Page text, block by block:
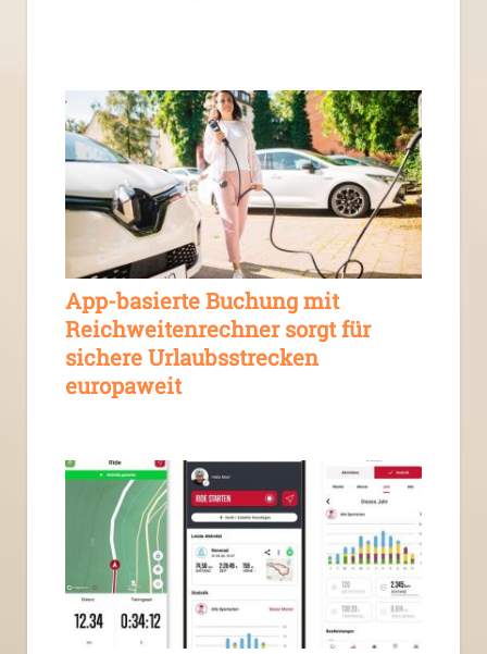
App-basierte Buchung mit
Reichweitenrechner sorgt für
sichere Urlaubsstrecken
europaweit